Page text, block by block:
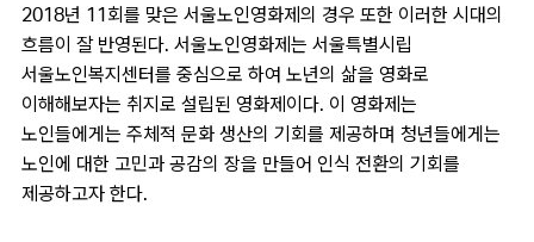
2018년 11회를 맞은 서울노인영화제의 경우 또한 이러한 시대의
흐름이 잘 반영된다. 서울노인영화제는 서울특별시립
서울노인복지센터를 중심으로 하여 노년의 삶을 영화로
이해해보자는 취지로 설립된 영화제이다. 이 영화제는
노인들에게는 주체적 문화 생산의 기회를 제공하며 청년들에게는
노인에 대한 고민과 공감의 장을 만들어 인식 전환의 기회를
제공하고자 한다.